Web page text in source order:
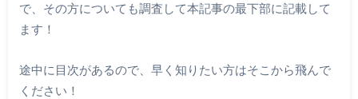
で、その方についても調査して本記事の最下部に記載して
ます！
途中に目次があるので、早く知りたい方はそこから飛んで
ください！